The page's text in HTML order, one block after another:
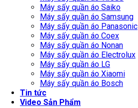
Máy sấy quần áo Saiko
Máy sấy quần áo Samsung
Máy sấy quần áo Panasonic
Máy sấy quần áo Coex
Máy sấy quần áo Nonan
Máy sấy quần áo Electrolux
Máy sấy quần áo LG
Máy sấy quần áo Xiaomi
Máy sấy quần áo Bosch
Tin tức
Video Sản Phẩm